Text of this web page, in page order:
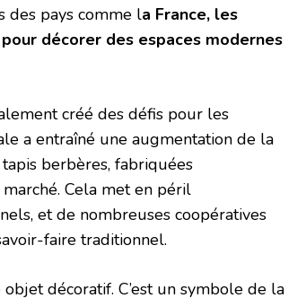
des pays comme la France, les
décorer des espaces modernes
créé des défis pour les
a entraîné une augmentation de la
berbères, fabriquées
Cela met en péril
et de nombreuses coopératives
faire traditionnel.
décoratif. C’est un symbole de la